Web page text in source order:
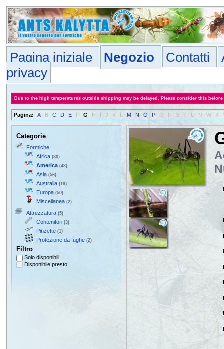
Pagina iniziale Negozio Contatti
privacy
Due to the high temperatures outside shipping may be delayed. Please consider this
Pagina: A B C D E F G H I J K L M N O P Q R S T U V W X
Categorie
Formiche
Africa (30)
America (43)
Asia (56)
Australia (19)
Europa (50)
Miscellanea (2)
Attrezzatura (5)
Contenitori (3)
Pinzette (1)
Protezione da fughe (2)
Filtro
Solo disponibili
Disponibile presto